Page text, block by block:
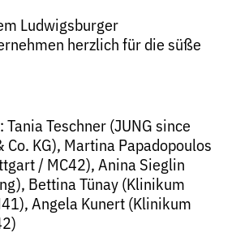
Ludwigsburger
herzlich für die süße
Teschner (JUNG since
Co. KG), Martina Papadopoulos
/ MC42), Anina Sieglin
Bettina Tünay (Klinikum
Angela Kunert (Klinikum